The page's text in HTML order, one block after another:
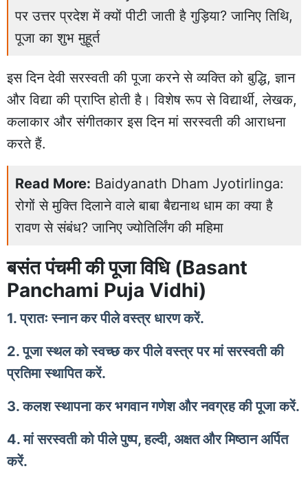
पर उत्तर प्रदेश में क्यों पीटी जाती है गुड़िया? जानिए तिथि,
पूजा का शुभ मुहूर्त
इस दिन देवी सरस्वती की पूजा करने से व्यक्ति को बुद्धि, ज्ञान
और विद्या की प्राप्ति होती है। विशेष रूप से विद्यार्थी, लेखक,
कलाकार और संगीतकार इस दिन मां सरस्वती की आराधना
करते हैं.
Read More: Baidyanath Dham Jyotirlinga:
रोगों से मुक्ति दिलाने वाले बाबा बैद्यनाथ धाम का क्या है
रावण से संबंध? जानिए ज्योतिर्लिंग की महिमा
बसंत पंचमी की पूजा विधि (Basant
Panchami Puja Vidhi)
1. प्रातः स्नान कर पीले वस्त्र धारण करें.
2. पूजा स्थल को स्वच्छ कर पीले वस्त्र पर मां सरस्वती की
प्रतिमा स्थापित करें.
3. कलश स्थापना कर भगवान गणेश और नवग्रह की पूजा करें.
4. मां सरस्वती को पीले पुष्प, हल्दी, अक्षत और मिष्ठान अर्पित
करें.